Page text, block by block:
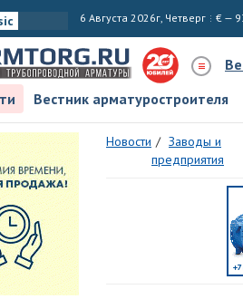
6 Августа 2026г, Четверг € —
Вестник арматуростроителя
Новости
Заводы и
предприятия